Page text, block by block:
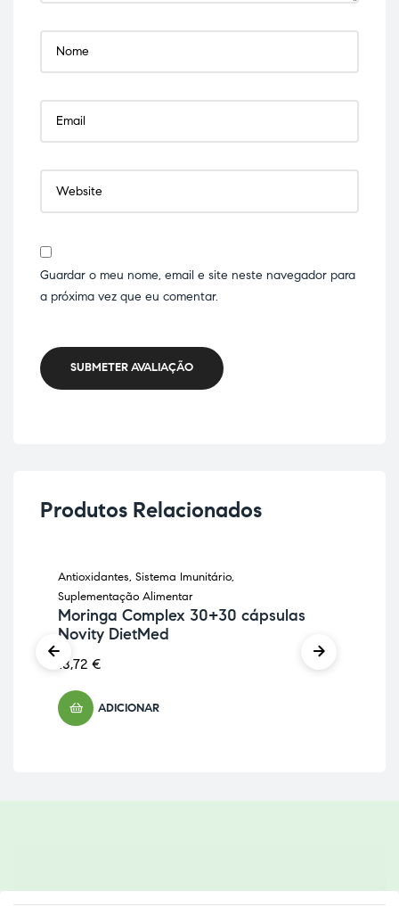
Guardar o meu nome, email e site neste navegador para
a próxima vez que eu comentar.
SUBMETER AVALIAÇÃO
Produtos Relacionados
Antioxidantes, Sistema Imunitário,
Suplementação Alimentar
Moringa Complex 30+30 cápsulas
Novity DietMed
18,72 €
ADICIONAR